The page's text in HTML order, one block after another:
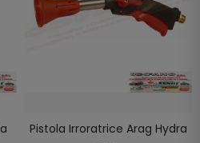
AGGIUNGI AL CARRELLO
Pistola Irroratrice Arag Hydra